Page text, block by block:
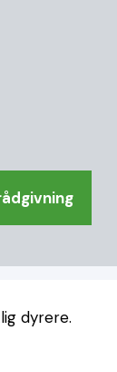
dyrere.